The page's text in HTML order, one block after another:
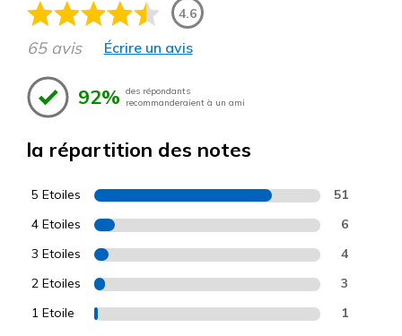
4.6
65 avis Écrire un avis
92% des répondants
recommanderaient à un ami
la répartition des notes
5 Etoiles 51
4 Etoiles 6
3 Etoiles 4
2 Etoiles 3
1 Etoile 1